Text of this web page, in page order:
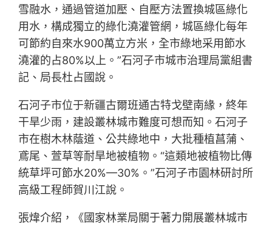
雪融水，通過管道加壓、自壓方法置換城區綠化
用水，構成獨立的綠化澆灌管網，城區綠化每年
可節約自來水900萬立方米，全市綠地采用節水
澆灌的占80%以上。”石河子市城市治理局黨組書
記、局長杜占國說。
石河子市位于新疆古爾班通古特戈壁南緣，終年
干旱少雨，建設叢林城市難度可想而知。石河子
市在樹木林蔭道、公共綠地中，大批種植菖蒲、
鳶尾、萱草等耐旱地被植物。“這類地被植物比傳
統草坪可節水20%—30%。”石河子市園林研討所
高級工程師賀川江說。
張煒介紹，《國家林業局關于著力開展叢林城市